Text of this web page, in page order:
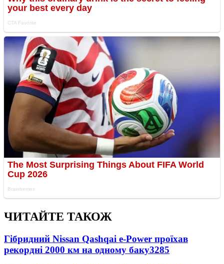
ЧИТАЙТЕ ТАКОЖ
Гібридний Nissan Qashqai e-Power проїхав
рекордні 2000 км на одному баку3285